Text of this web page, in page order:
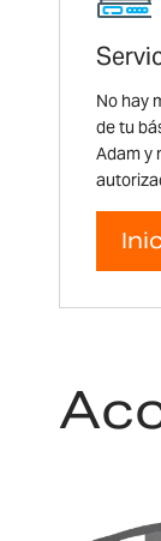
No hay
de tu
Adam y